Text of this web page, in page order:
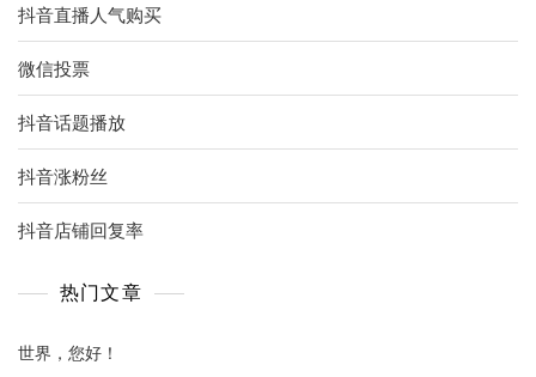
抖音直播人气购买
微信投票
抖音话题播放
抖音涨粉丝
抖音店铺回复率
热门文章
世界，您好！